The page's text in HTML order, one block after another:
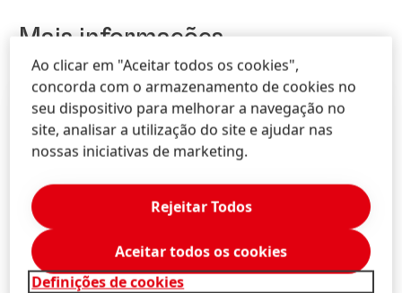
Mais informações
Ao clicar em "Aceitar todos os cookies",
concorda com o armazenamento de cookies no
seu dispositivo para melhorar a navegação no
site, analisar a utilização do site e ajudar nas
nossas iniciativas de marketing.
Definições de cookies
Rejeitar Todos
Aceitar todos os cookies